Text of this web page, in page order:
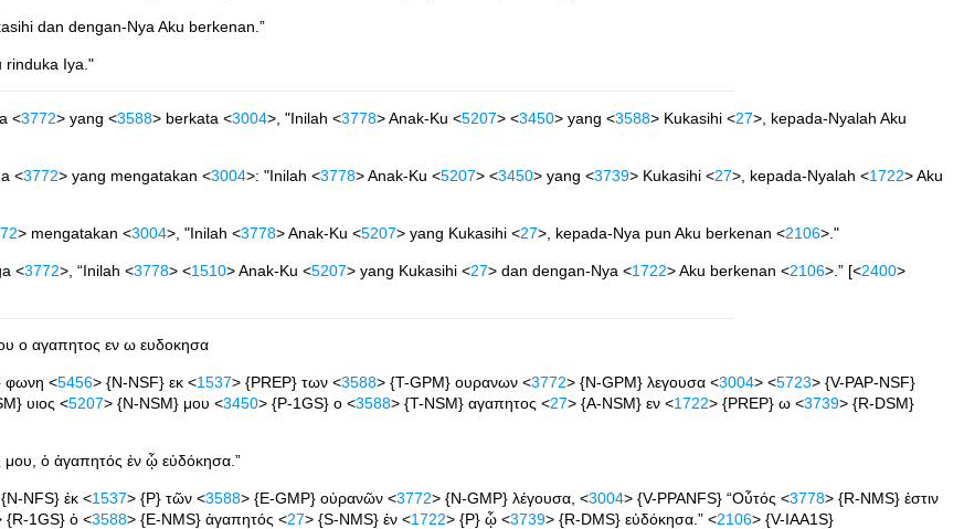
dan dengan-Nya Aku berkenan.”
rinduka Iya."
<3772> yang <3588> berkata <3004>, "Inilah <3778> Anak-Ku <5207> <3450> yang <3588> Kukasihi <27>, kepada-Nyalah Aku
<3772> yang mengatakan <3004>: "Inilah <3778> Anak-Ku <5207> <3450> yang <3739> Kukasihi <27>, kepada-Nyalah <1722> Aku
> mengatakan <3004>, "Inilah <3778> Anak-Ku <5207> yang Kukasihi <27>, kepada-Nya pun Aku berkenan <2106>."
<3772>, “Inilah <3778> <1510> Anak-Ku <5207> yang Kukasihi <27> dan dengan-Nya <1722> Aku berkenan <2106>.” [<2400>
ο αγαπητος εν ω ευδοκησα
φωνη <5456> {N-NSF} εκ <1537> {PREP} των <3588> {T-GPM} ουρανων <3772> {N-GPM} λεγουσα <3004> <5723> {V-PAP-NSF}
υιος <5207> {N-NSM} μου <3450> {P-1GS} ο <3588> {T-NSM} αγαπητος <27> {A-NSM} εν <1722> {PREP} ω <3739> {R-DSM}
μου, ὁ ἀγαπητός ἐν ᾧ εὐδόκησα.”
NFS} ἐκ <1537> {P} τῶν <3588> {E-GMP} οὐρανῶν <3772> {N-GMP} λέγουσα, <3004> {V-PPANFS} “Οὗτός <3778> {R-NMS} ἐστιν
{R-1GS} ὁ <3588> {E-NMS} ἀγαπητός <27> {S-NMS} ἐν <1722> {P} ᾧ <3739> {R-DMS} εὐδόκησα.” <2106> {V-IAA1S}